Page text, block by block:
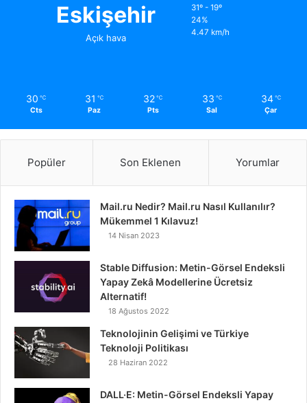
Eskişehir
Açık hava
31º - 19º
24%
4.47 km/h
30 ℃
Cts
31 ℃
Paz
32 ℃
Pts
33 ℃
Sal
34 ℃
Çar
Popüler Son Eklenen Yorumlar
Mail.ru Nedir? Mail.ru Nasıl Kullanılır?
Mükemmel 1 Kılavuz!
14 Nisan 2023
Stable Diffusion: Metin-Görsel Endeksli
Yapay Zekâ Modellerine Ücretsiz
Alternatif!
18 Ağustos 2022
Teknolojinin Gelişimi ve Türkiye
Teknoloji Politikası
28 Haziran 2022
DALL·E: Metin-Görsel Endeksli Yapay